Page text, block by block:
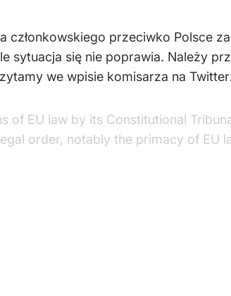
przeciwko Polsce
sytuacja się nie poprawia. Należy
we wpisie komisarza na
of EU law by its Constitutional
order, notably the primacy of EU